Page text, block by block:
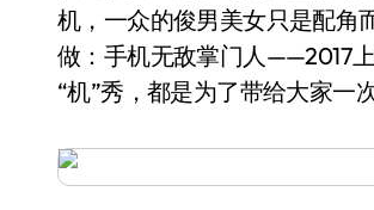
机，一众的俊男美女只是配角
做：手机无敌掌门人——2017
“机”秀，都是为了带给大家一